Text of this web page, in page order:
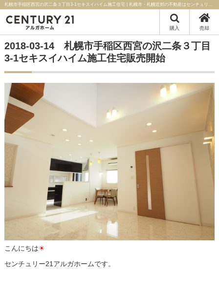
札幌市手稲区西宮の沢二条３丁目3-1セキスイハイム施工住宅 | 札幌市・札幌近郊の不動産はセンチュリー21アルガホーム
購入 売却
2018-03-14 札幌市手稲区西宮の沢二条３丁目
3-1セキスイハイム施工住宅販売開始
こんにちは☀
センチュリー21アルガホームです。